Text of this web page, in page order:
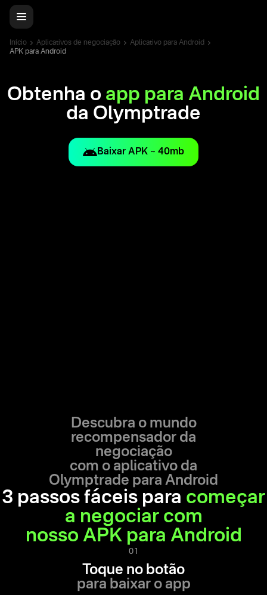
Início Aplicativos de negociação
Aplicativo para Android
APK para Android
Obtenha o app para Android
da Olymptrade
Baixar APK ~ 40mb
Descubra o mundo
recompensador da
negociação
com o aplicativo da
Olymptrade para Android
3 passos fáceis para começar
a negociar com
nosso APK para Android
01
Toque no botão
para baixar o app